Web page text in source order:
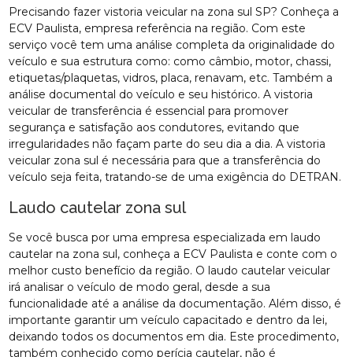
Precisando fazer vistoria veicular na zona sul SP? Conheça a
ECV Paulista, empresa referência na região. Com este
serviço você tem uma análise completa da originalidade do
veículo e sua estrutura como: como câmbio, motor, chassi,
etiquetas/plaquetas, vidros, placa, renavam, etc. Também a
análise documental do veículo e seu histórico. A vistoria
veicular de transferência é essencial para promover
segurança e satisfação aos condutores, evitando que
irregularidades não façam parte do seu dia a dia. A vistoria
veicular zona sul é necessária para que a transferência do
veículo seja feita, tratando-se de uma exigência do DETRAN.
Laudo cautelar zona sul
Se você busca por uma empresa especializada em laudo
cautelar na zona sul, conheça a ECV Paulista e conte com o
melhor custo benefício da região. O laudo cautelar veicular
irá analisar o veículo de modo geral, desde a sua
funcionalidade até a análise da documentação. Além disso, é
importante garantir um veículo capacitado e dentro da lei,
deixando todos os documentos em dia. Este procedimento,
também conhecido como perícia cautelar, não é